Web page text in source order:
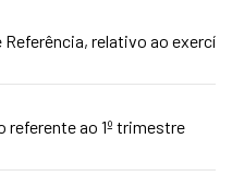
Referência, relativo ao
referente ao 1º trimestre